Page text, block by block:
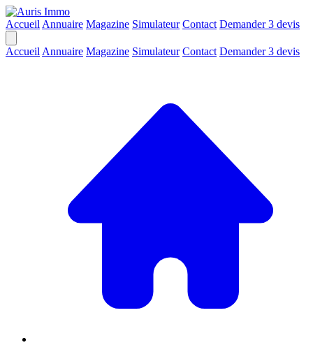
Accueil Annuaire Magazine Simulateur Contact Demander 3 devis
Accueil Annuaire Magazine Simulateur Contact Demander 3 devis